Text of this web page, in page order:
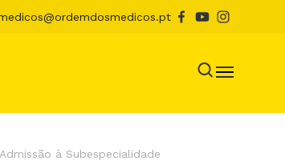
Admissão à Subespecialidade